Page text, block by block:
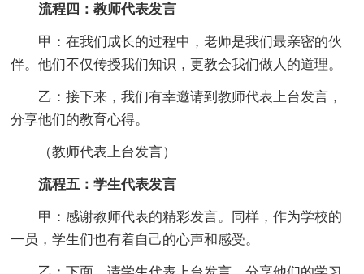
流程四：教师代表发言
甲：在我们成长的过程中，老师是我们最亲密的伙
伴。他们不仅传授我们知识，更教会我们做人的道理。
乙：接下来，我们有幸邀请到教师代表上台发言，
分享他们的教育心得。
（教师代表上台发言）
流程五：学生代表发言
甲：感谢教师代表的精彩发言。同样，作为学校的
一员，学生们也有着自己的心声和感受。